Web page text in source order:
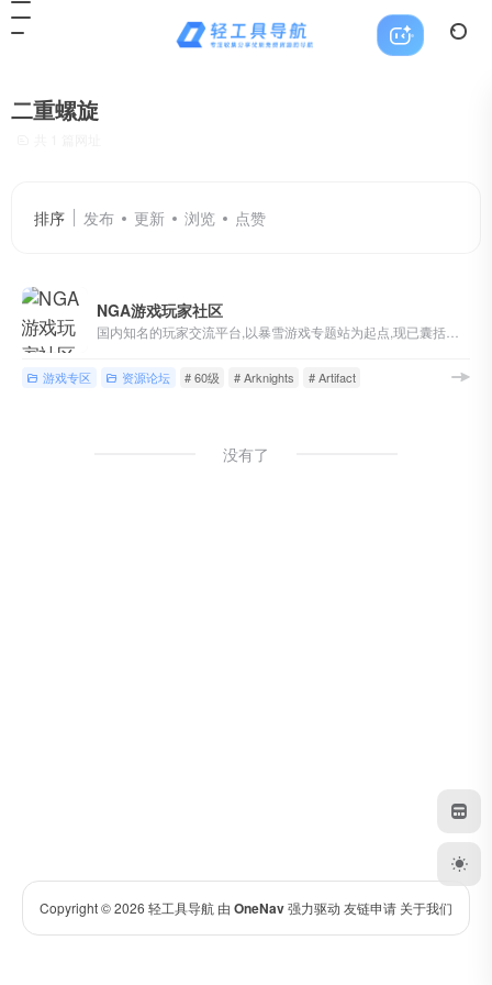
二重螺旋
排序 发布 更新 浏览 点赞
NGA游戏玩家社区
游戏专区 资源论坛 # 60级 # Arknights # Artifact
没有了
Copyright © 2026 轻工具导航 由 OneNav强力驱动 友链申请 关于我们